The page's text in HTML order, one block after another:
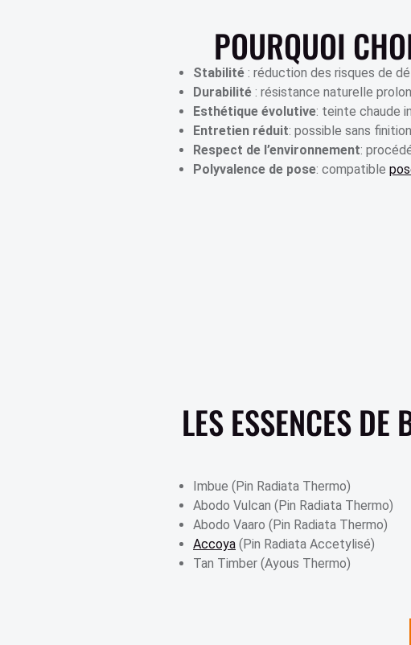
POURQUOI
Stabilité : réduction des risques de
Durabilité : résistance naturelle
Esthétique évolutive: teinte chaude
Entretien réduit: possible sans
Respect de l’environnement:
Polyvalence de pose: compatible
LES ESSENCES
Imbue (Pin Radiata Thermo)
Abodo Vulcan (Pin Radiata Thermo)
Abodo Vaaro (Pin Radiata Thermo)
Accoya (Pin Radiata Accetylisé)
Tan Timber (Ayous Thermo)